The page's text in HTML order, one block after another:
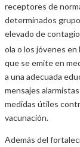
receptores de
determinados
elevado de
ola o los jóvenes en
que se emite en
a una adecuada
mensajes
medidas útiles
vacunación.
Además del